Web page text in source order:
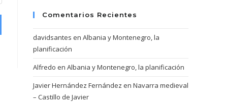
Comentarios Recientes
davidsantes en Albania y Montenegro, la
planificación
Alfredo en Albania y Montenegro, la planificación
Javier Hernández Fernández en Navarra medieval
– Castillo de Javier